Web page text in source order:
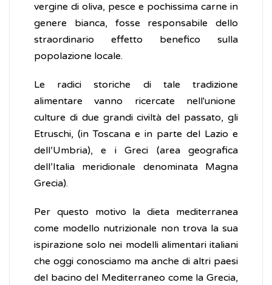
vergine di oliva, pesce e pochissima carne in
genere bianca, fosse responsabile dello
straordinario effetto benefico sulla
popolazione locale.
Le radici storiche di tale tradizione
alimentare vanno ricercate nell'unione
culture di due grandi civiltà del passato, gli
Etruschi, (in Toscana e in parte del Lazio e
dell’Umbria), e i Greci (area geografica
dell’Italia meridionale denominata Magna
Grecia).
Per questo motivo la dieta mediterranea
come modello nutrizionale non trova la sua
ispirazione solo nei modelli alimentari italiani
che oggi conosciamo ma anche di altri paesi
del bacino del Mediterraneo come la Grecia,